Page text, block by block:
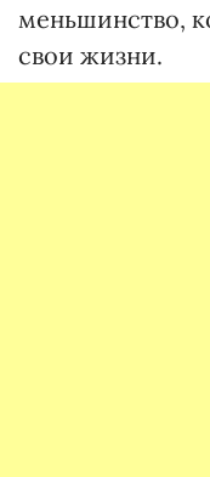
меньшинство,
свои жизни.